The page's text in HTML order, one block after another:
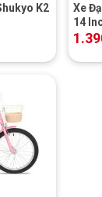
K2
Xe
14